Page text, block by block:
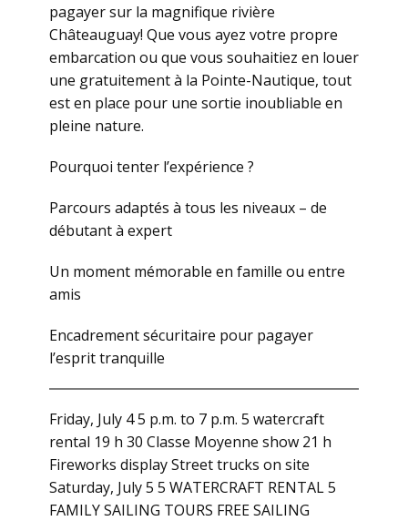
pagayer sur la magnifique rivière
Châteauguay! Que vous ayez votre propre
embarcation ou que vous souhaitiez en louer
une gratuitement à la Pointe-Nautique, tout
est en place pour une sortie inoubliable en
pleine nature.
Pourquoi tenter l’expérience ?
Parcours adaptés à tous les niveaux – de
débutant à expert
Un moment mémorable en famille ou entre
amis
Encadrement sécuritaire pour pagayer
l’esprit tranquille
Friday, July 4 5 p.m. to 7 p.m. 5 watercraft
rental 19 h 30 Classe Moyenne show 21 h
Fireworks display Street trucks on site
Saturday, July 5 5 WATERCRAFT RENTAL 5
FAMILY SAILING TOURS FREE SAILING